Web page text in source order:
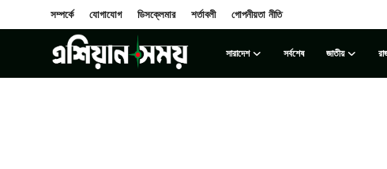
সম্পর্কে যোগাযোগ ডিসক্লেমার শর্তাবলী গোপনীয়তা নীতি
সারাদেশ সর্বশেষ জাতীয়